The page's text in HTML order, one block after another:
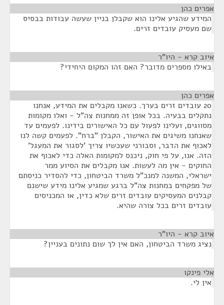
אפרים כהן
המידע שהגיע אלינו הוא שקבלן בניין שעשה עבודות בבסיס
שם מעסיק עובדים זרים.
איוב קרא - היו"ר
באילו מספרים מדובר? האם זהו המקום היחידי?
אפרים כהן
20 עובדים זרים בערך. כשאנו מקבלים את המידע, אנחנו
נתקלים בבעיה. בכל אופן זה ממחנות צה"ל - ואלו מקומות
מסווגים, ועלינו לפעול עם כל האישורים בידינו. לפעמים עד
שאנחנו משיגים את האישור, הקבלן "ברח". לפעמים קשה לנו
לאכוף את הדבר, וסבורני שעכשיו צריך 'לסגור את המעגל'
הזה. אנו, על פי חוק, ניכנס למקומות האלה כדי לאכוף את
החוקים - אין מה לעשות. אנו מקבלים את הסיוע ממר
ישראלי, המשנה למנכ"ל משרד הביטחון, כדי להסדיר כניסתם
של מפקחים במחנות צה"ל ברגע שמגיע אלינו מידע שישנם
קבלנים המעסיקים עובדים זרים שלא כדין, או המכניסים
עובדים זרים בכל צורה שהיא.
איוב קרא - היו"ר
נציג משרד הביטחון, האם אין לך שום נתונים בעניין?
אלי פינקו
אין לי.